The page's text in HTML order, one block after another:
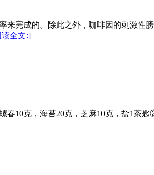
来完成的。除此之外，咖啡因的刺激
读全文:]
春10克，海苔20克，芝麻10克，盐1